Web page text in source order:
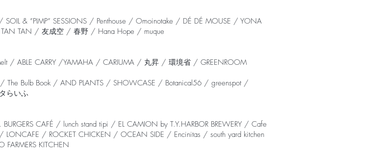
& ”PIMP” SESSIONS / Penthouse / Omoinotake / DÉ DÉ MOUSE / YONA
TAN / 友成空 / 春野 / Hana Hope / muque
/ ABLE CARRY /YAMAHA / CARIUMA / 丸昇 / 環境省 / GREENROOM
/ The Bulb Book / AND PLANTS / SHOWCASE / Botanical56 / greenspot /
らいふ
CAFÉ / lunch stand tipi / EL CAMION by T.Y.HARBOR BREWERY / Cafe
LONCAFE / ROCKET CHICKEN / OCEAN SIDE / Encinitas / south yard kitchen
KITCHEN